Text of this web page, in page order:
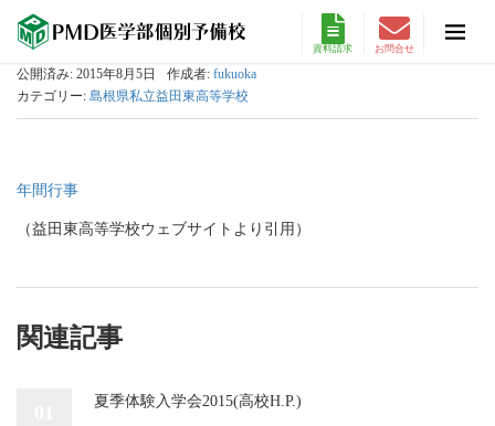
お問合せ
資料請求
公開済み: 2015年8月5日 作成者: fukuoka
カテゴリー: 島根県私立益田東高等学校
年間行事
（益田東高等学校ウェブサイトより引用）
関連記事
夏季体験入学会2015(高校H.P.)